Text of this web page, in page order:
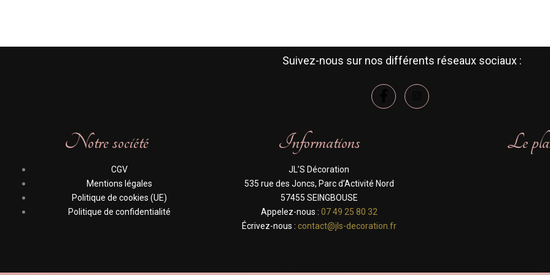
Suivez-nous sur nos différents réseaux sociaux :
Notre société
CGV
Mentions légales
Politique de cookies (UE)
Politique de confidentialité
Informations
JL’S Décoration
535 rue des Joncs, Parc d’Activité Nord
57455 SEINGBOUSE
Appelez-nous : 07 49 25 80 32
Écrivez-nous : contact@jls-decoration.fr
Le